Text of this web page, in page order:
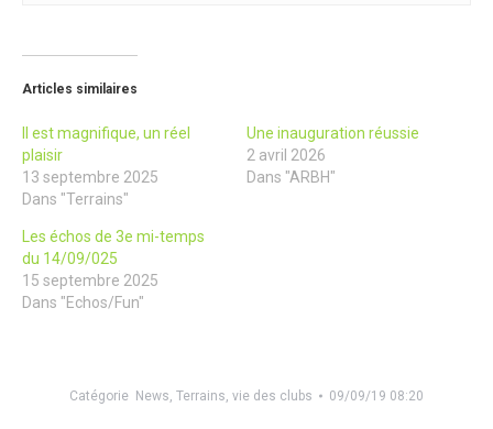
Articles similaires
Il est magnifique, un réel
plaisir
13 septembre 2025
Dans "Terrains"
Une inauguration réussie
2 avril 2026
Dans "ARBH"
Les échos de 3e mi-temps
du 14/09/025
15 septembre 2025
Dans "Echos/Fun"
Catégorie News, Terrains, vie des clubs 09/09/19 08:20